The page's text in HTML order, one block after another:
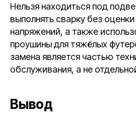
Нельзя находиться под
выполнять сварку без
напряжений, а также
проушины для тяжёлых
замена является частью
обслуживания, а не
Вывод